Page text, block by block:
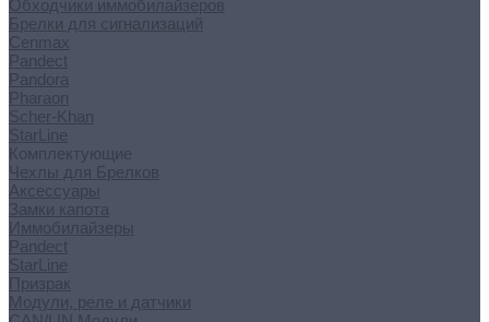
Обходчики иммобилайзеров
Брелки для сигнализаций
Cenmax
Pandect
Pandora
Pharaon
Scher-Khan
StarLine
Комплектующие
Чехлы для Брелков
Аксессуары
Замки капота
Иммобилайзеры
Pandect
StarLine
Призрак
Модули, реле и датчики